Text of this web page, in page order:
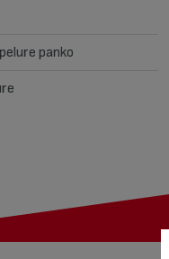
panko